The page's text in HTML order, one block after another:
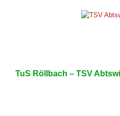
TuS Röllbach – TSV